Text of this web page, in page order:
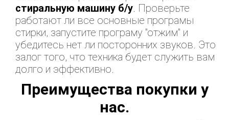
стиральную машину б/у . Проверьте
работают ли все основные програмы
стирки, запустите програму "отжим" и
убедитесь нет ли посторонних звуков. Это
залог того, что техника будет служить вам
долго и эффективно.
Преимущества покупки у
нас.